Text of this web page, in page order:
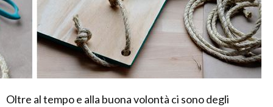
Oltre al tempo e alla buona volontà ci sono degli